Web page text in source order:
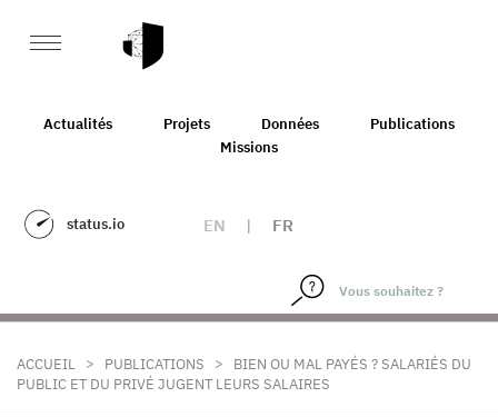
Actualités Projets Données
Publications
Missions
status.io EN | FR
ACCUEIL > PUBLICATIONS >
BIEN OU MAL PAYÉS ? SALARIÉS DU
PUBLIC ET DU PRIVÉ JUGENT LEURS SALAIRES